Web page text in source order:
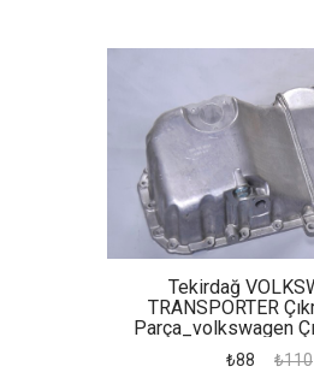
Tekirdağ
TRANSPORTER
Parça_volkswagen
Yedek Parça
₺88 ₺110